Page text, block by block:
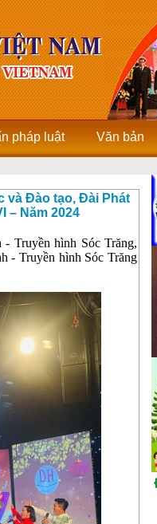
pháp luật Văn bản
và Đào tạo, Đài Phát
– Năm 2024
Truyền hình Sóc Trăng,
- Truyền hình Sóc Trăng